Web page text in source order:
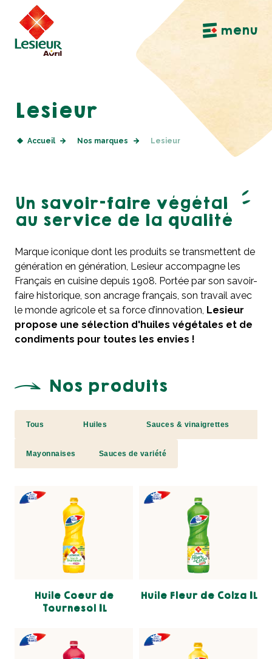
Aller à la navigation principale
Aller au contenu principal
Aller au pied de page
menu
Lesieur
Accueil Nos marques Lesieur
Un savoir-faire végétal
au service de la qualité
Marque iconique dont les produits se transmettent de
génération en génération, Lesieur accompagne les
Français en cuisine depuis 1908. Portée par son savoir-
faire historique, son ancrage français, son travail avec
le monde agricole et sa force d’innovation, Lesieur
propose une sélection d'huiles végétales et de
condiments pour toutes les envies !
Nos produits
Tous Huiles Sauces & vinaigrettes
Mayonnaises Sauces de variété
Huile Coeur de
Tournesol 1L
Huile Fleur de Colza 1L